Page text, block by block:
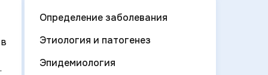
Определение заболевания
Этиология и патогенез
Эпидемиология